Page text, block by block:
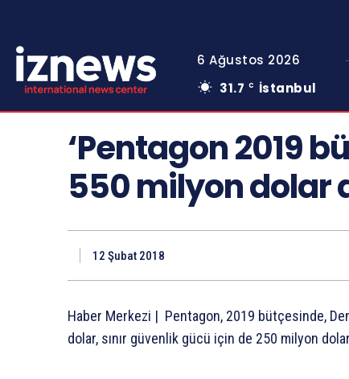
6 Ağustos 2026
31.7 C İstanbul
‘Pentagon 2019
550 milyon dolar
12 Şubat 2018
Haber Merkezi | Pentagon, 2019 bütçesinde,
dolar, sınır güvenlik gücü için de 250 milyon dolar